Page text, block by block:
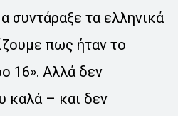
συντάραξε τα ελληνικά
πως ήταν το
16». Αλλά δεν
καλά – και δεν